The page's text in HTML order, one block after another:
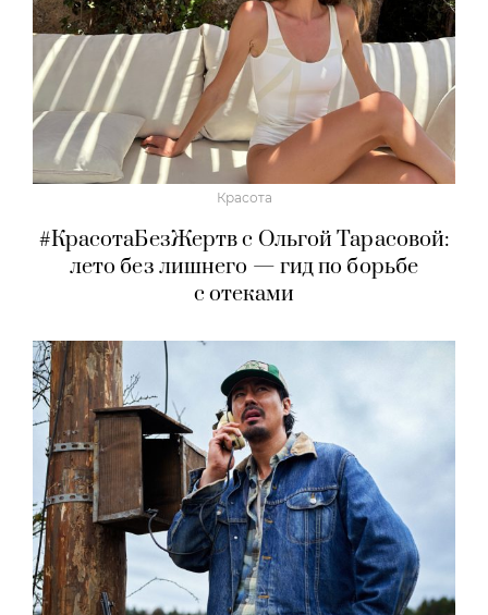
Красота
#КрасотаБезЖертв с Ольгой Тарасовой:
лето без лишнего — гид по борьбе
с отеками